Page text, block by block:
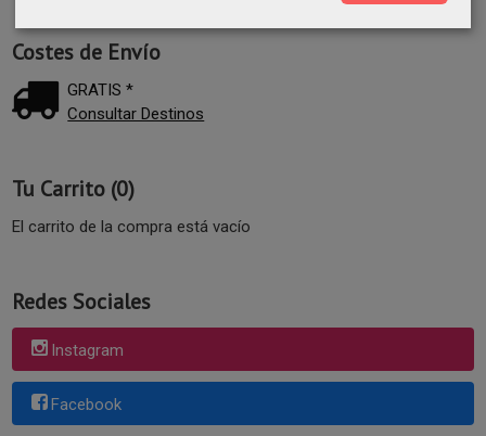
Costes de Envío
GRATIS *
Consultar Destinos
Tu Carrito (0)
El carrito de la compra está vacío
Redes Sociales
Instagram
Facebook